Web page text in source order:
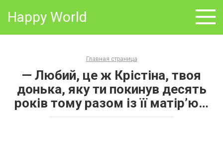
Happy World
Главная страница
— Любий, це ж Крістіна, твоя
донька, яку ти покинув десять
років тому разом із її матір’ю…